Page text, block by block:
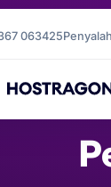
063425